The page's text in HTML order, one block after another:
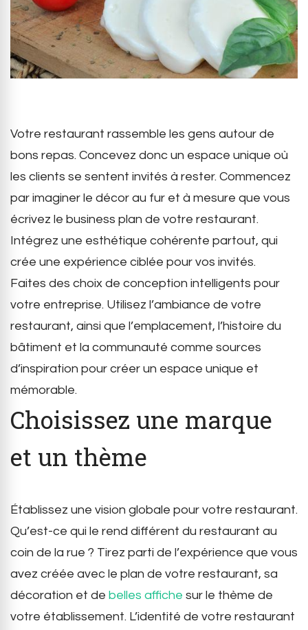
Votre restaurant rassemble les gens autour de
bons repas. Concevez donc un espace unique où
les clients se sentent invités à rester. Commencez
par imaginer le décor au fur et à mesure que vous
écrivez le business plan de votre restaurant.
Intégrez une esthétique cohérente partout, qui
crée une expérience ciblée pour vos invités.
Faites des choix de conception intelligents pour
votre entreprise. Utilisez l’ambiance de votre
restaurant, ainsi que l’emplacement, l’histoire du
bâtiment et la communauté comme sources
d’inspiration pour créer un espace unique et
mémorable.
Choisissez une marque
et un thème
Établissez une vision globale pour votre restaurant.
Qu’est-ce qui le rend différent du restaurant au
coin de la rue ? Tirez parti de l’expérience que vous
avez créée avec le plan de votre restaurant, sa
décoration et de belles affiche sur le thème de
votre établissement. L’identité de votre restaurant